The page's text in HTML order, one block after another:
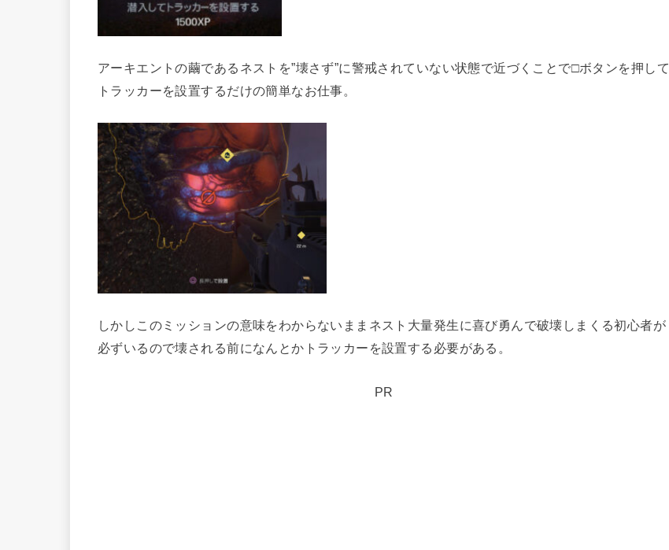
アーキエントの繭であるネストを”壊さず”に警戒されていない状態で近づくことで□ボタンを押して
トラッカーを設置するだけの簡単なお仕事。
しかしこのミッションの意味をわからないままネスト大量発生に喜び勇んで破壊しまくる初心者が
必ずいるので壊される前になんとかトラッカーを設置する必要がある。
PR